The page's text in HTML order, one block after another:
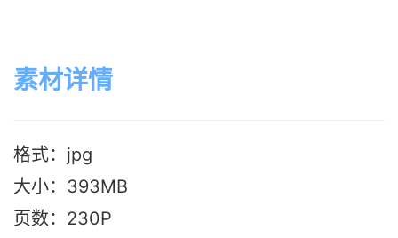
素材详情
格式：jpg
大小：393MB
页数：230P